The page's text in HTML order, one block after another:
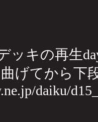
ッキの再生
げてから下
daiku/